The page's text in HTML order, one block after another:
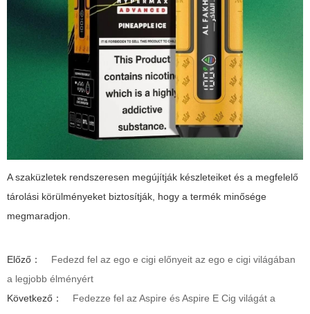
A szaküzletek rendszeresen megújítják készleteiket és a megfelelő
tárolási körülményeket biztosítják, hogy a termék minősége
megmaradjon.
Előző：
Fedezd fel az ego e cigi előnyeit az ego e cigi világában
a legjobb élményért
Következő：
Fedezze fel az Aspire és Aspire E Cig világát a